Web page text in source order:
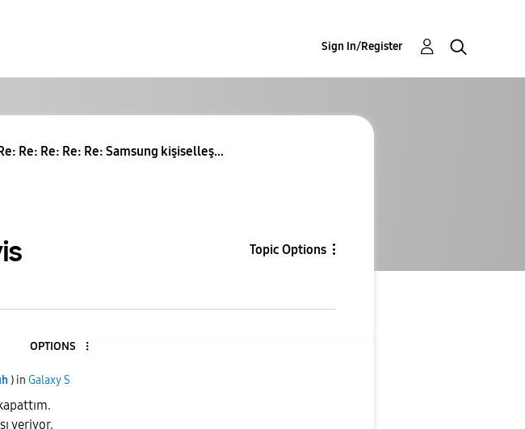
Sign In/Register
Re: Re: Re: Re: Samsung kişiselleş...
Topic Options
OPTIONS
) in Galaxy S
veriyor.